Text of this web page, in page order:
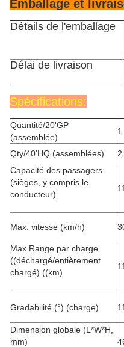
Emballage et
Détails de l'emballage
Délai de livraison
Spécifications:
Quantité/20'GP
(assemblée)
Qty/40'HQ (assemblées)
Capacité des passagers
(sièges, y compris le
conducteur)
Max. vitesse (km/h)
Max.Range par charge
((déchargé/entièrement
chargé) ((km)
Gradabilité (°) (charge)
Dimension globale (L*W*H,
mm)